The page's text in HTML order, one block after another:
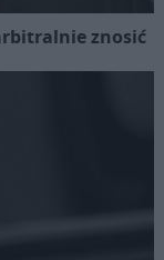
znosić